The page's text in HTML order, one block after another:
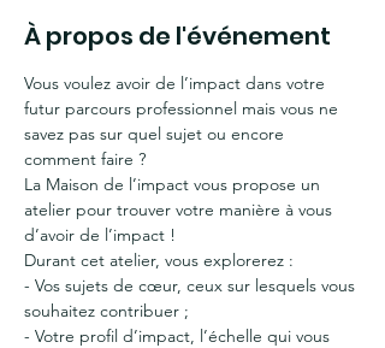
À propos de l'événement
Vous voulez avoir de l’impact dans votre
futur parcours professionnel mais vous ne
savez pas sur quel sujet ou encore
comment faire ?
La Maison de l’impact vous propose un
atelier pour trouver votre manière à vous
d’avoir de l’impact !
Durant cet atelier, vous explorerez :
- Vos sujets de cœur, ceux sur lesquels vous
souhaitez contribuer ;
- Votre profil d’impact, l’échelle qui vous